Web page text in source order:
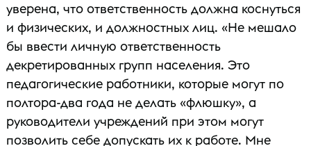
уверена, что ответственность должна коснуться
и физических, и должностных лиц. «Не мешало
бы ввести личную ответственность
декретированных групп населения. Это
педагогические работники, которые могут по
полтора-два года не делать «флюшку», а
руководители учреждений при этом могут
позволить себе допускать их к работе. Мне